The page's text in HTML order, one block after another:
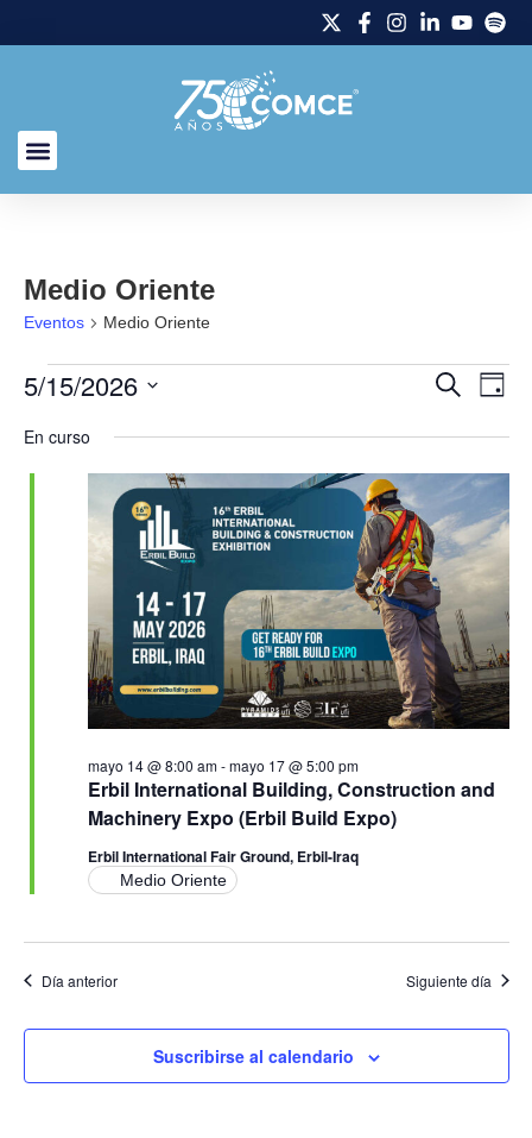
Medio Oriente
Eventos Medio Oriente
de
y
vistas
de
Buscar
de
Día
5/15/2026
la
fecha.
En curso
Erbil International Building, Construction and
Machinery Expo (Erbil Build Expo)
mayo 14 @ 8:00 am-mayo 17 @ 5:00 pm
Erbil International Fair Ground, Erbil-Iraq
Medio Oriente
Día anterior Siguiente día
Suscribirse al calendario